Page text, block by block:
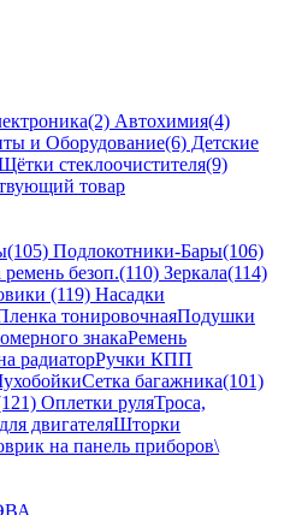
(2) Автохимия(4)
и Оборудование(6) Детские
стеклоочистителя(9)
товар
(105) Подлокотники-Бары(106)
безоп.(110) Зеркала(114)
(119) Насадки
тонировочнаяПодушки
знакаРемень
радиаторРучки КПП
Сетка багажника(101)
Оплетки руляТроса,
двигателяШторки
на панель приборов\